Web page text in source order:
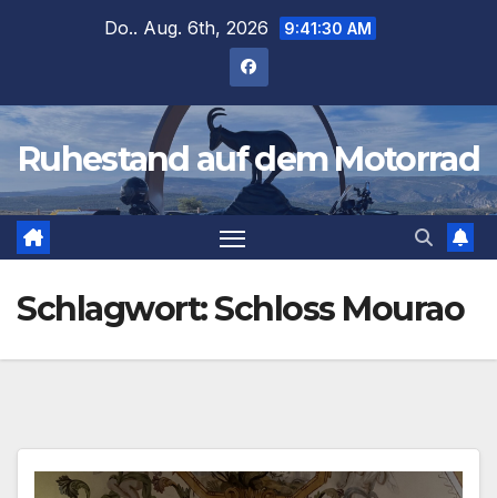
Do.. Aug. 6th, 2026 9:41:31 AM
Ruhestand auf dem Motorrad
Schlagwort:Schloss Mourao